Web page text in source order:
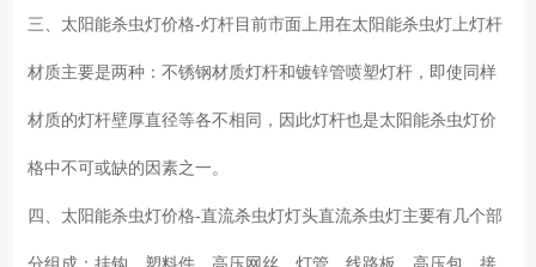
三、太阳能杀虫灯价格-灯杆目前市面上用在太阳能杀虫灯上灯杆
材质主要是两种：不锈钢材质灯杆和镀锌管喷塑灯杆，即使同样
材质的灯杆壁厚直径等各不相同，因此灯杆也是太阳能杀虫灯价
格中不可或缺的因素之一。
四、太阳能杀虫灯价格-直流杀虫灯灯头直流杀虫灯主要有几个部
分组成：挂钩、塑料件、高压网丝、灯管、线路板、高压包、接